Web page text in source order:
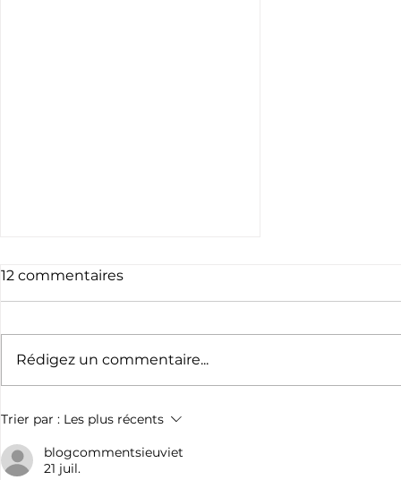
Encore des titres pour les
basketteurs bayonnais
12 commentaires
Rédigez un commentaire...
Trier par : Les plus récents
blogcommentsieuviet
21 juil.